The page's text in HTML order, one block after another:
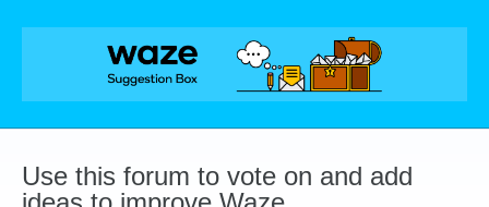
Skip
Use this forum to vote on and add